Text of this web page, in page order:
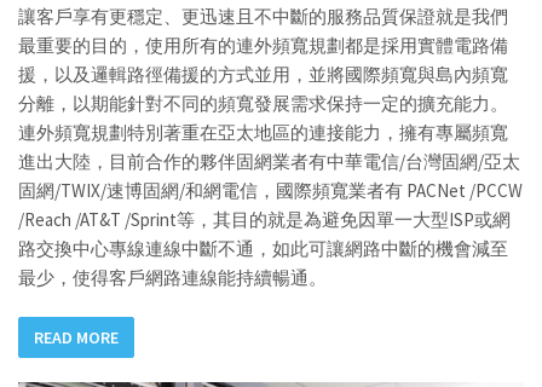
讓客戶享有更穩定、更迅速且不中斷的服務品質保證就是我們
最重要的目的，使用所有的連外頻寬規劃都是採用實體電路備
援，以及邏輯路徑備援的方式並用，並將國際頻寬與島內頻寬
分離，以期能針對不同的頻寬發展需求保持一定的擴充能力。
連外頻寬規劃特別著重在亞太地區的連接能力，擁有專屬頻寬
進出大陸，目前合作的夥伴固網業者有中華電信/台灣固網/亞太
固網/TWIX/速博固網/和網電信，國際頻寬業者有 PACNet /PCCW
/Reach /AT&T /Sprint等，其目的就是為避免因單一大型ISP或網
路交換中心專線連線中斷不通，如此可讓網路中斷的機會減至
最少，使得客戶網路連線能持續暢通。
READ MORE